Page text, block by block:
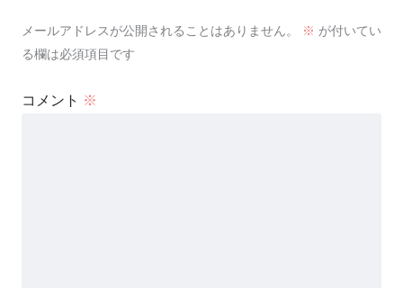
メールアドレスが公開されることはありません。 ※ が付いてい
る欄は必須項目です
コメント ※